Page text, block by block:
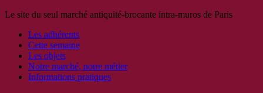
Le site du seul marché antiquité-brocante intra-muros de Paris
Les adhérents
Cette semaine
Les objets
Notre marché, notre métier
Informations pratiques